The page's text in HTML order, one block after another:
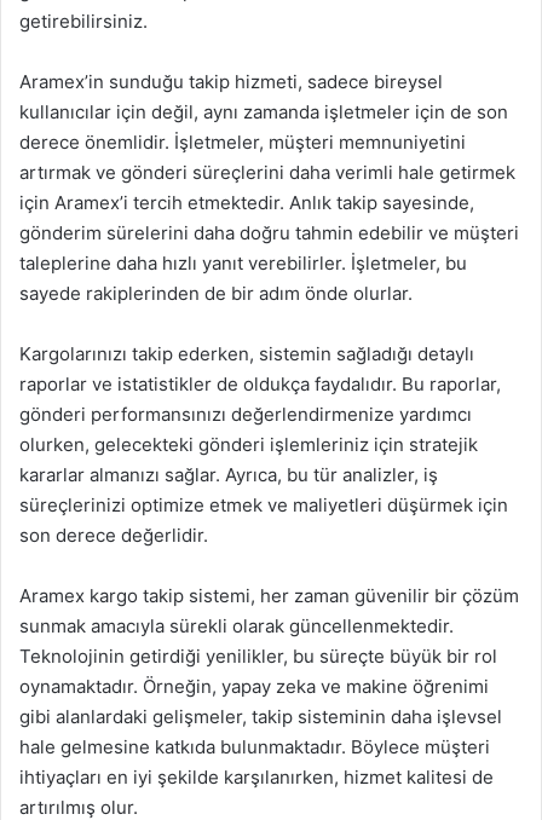
getirebilirsiniz.
Aramex’in sunduğu takip hizmeti, sadece bireysel
kullanıcılar için değil, aynı zamanda işletmeler için de son
derece önemlidir. İşletmeler, müşteri memnuniyetini
artırmak ve gönderi süreçlerini daha verimli hale getirmek
için Aramex’i tercih etmektedir. Anlık takip sayesinde,
gönderim sürelerini daha doğru tahmin edebilir ve müşteri
taleplerine daha hızlı yanıt verebilirler. İşletmeler, bu
sayede rakiplerinden de bir adım önde olurlar.
Kargolarınızı takip ederken, sistemin sağladığı detaylı
raporlar ve istatistikler de oldukça faydalıdır. Bu raporlar,
gönderi performansınızı değerlendirmenize yardımcı
olurken, gelecekteki gönderi işlemleriniz için stratejik
kararlar almanızı sağlar. Ayrıca, bu tür analizler, iş
süreçlerinizi optimize etmek ve maliyetleri düşürmek için
son derece değerlidir.
Aramex kargo takip sistemi, her zaman güvenilir bir çözüm
sunmak amacıyla sürekli olarak güncellenmektedir.
Teknolojinin getirdiği yenilikler, bu süreçte büyük bir rol
oynamaktadır. Örneğin, yapay zeka ve makine öğrenimi
gibi alanlardaki gelişmeler, takip sisteminin daha işlevsel
hale gelmesine katkıda bulunmaktadır. Böylece müşteri
ihtiyaçları en iyi şekilde karşılanırken, hizmet kalitesi de
artırılmış olur.